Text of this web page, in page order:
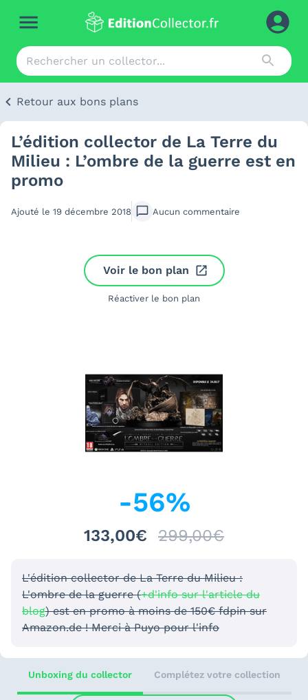
Retour aux bons plans
L’édition collector de La Terre du
Milieu : L’ombre de la guerre est en
promo
Ajouté le 19 décembre 2018 Aucun commentaire
Voir le bon plan
Réactiver le bon plan
-56%
133,00€ 299,00€
L'édition collector de La Terre du Milieu :
L'ombre de la guerre (+d'info sur l'article du
blog) est en promo à moins de 150€ fdpin sur
Amazon.de ! Merci à Puyo pour l'info
Unboxing du collector Complétez votre collection